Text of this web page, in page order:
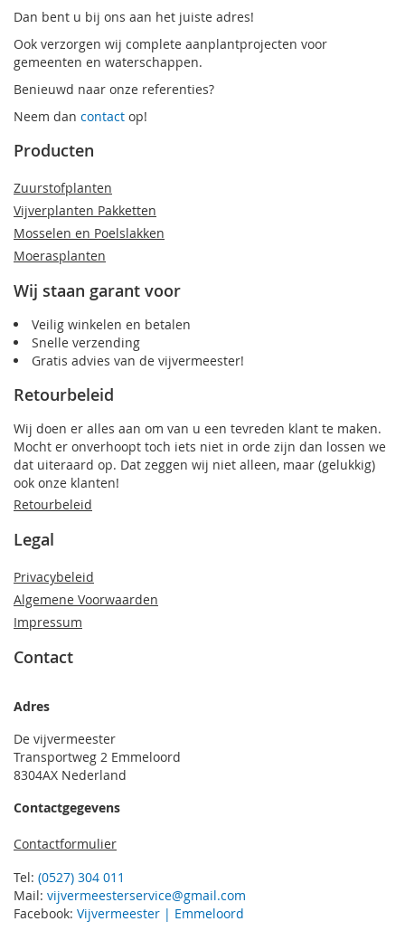
Dan bent u bij ons aan het juiste adres!
Ook verzorgen wij complete aanplantprojecten voor
gemeenten en waterschappen.
Benieuwd naar onze referenties?
Neem dan contact op!
Producten
Zuurstofplanten
Vijverplanten Pakketten
Mosselen en Poelslakken
Moerasplanten
Wij staan garant voor
Veilig winkelen en betalen
Snelle verzending
Gratis advies van de vijvermeester!
Retourbeleid
Wij doen er alles aan om van u een tevreden klant te maken.
Mocht er onverhoopt toch iets niet in orde zijn dan lossen we
dat uiteraard op. Dat zeggen wij niet alleen, maar (gelukkig)
ook onze klanten!
Retourbeleid
Legal
Privacybeleid
Algemene Voorwaarden
Impressum
Contact
Adres
De vijvermeester
Transportweg 2 Emmeloord
8304AX Nederland
Contactgegevens
Contactformulier
Tel: (0527) 304 011
Mail: vijvermeesterservice@gmail.com
Facebook: Vijvermeester | Emmeloord